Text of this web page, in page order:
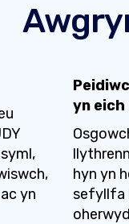
yn
yn eich
hyn yn
sefyllfa